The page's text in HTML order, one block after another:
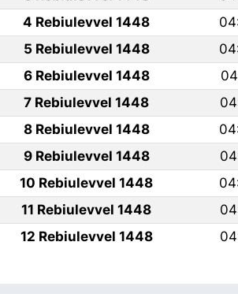
4 Rebiulevvel 1448
5 Rebiulevvel 1448
6 Rebiulevvel 1448
7 Rebiulevvel 1448
8 Rebiulevvel 1448
9 Rebiulevvel 1448
10 Rebiulevvel 1448
11 Rebiulevvel 1448
12 Rebiulevvel 1448